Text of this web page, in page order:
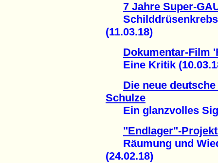
7 Jahre Super-
(11.03.18)
Dokumentar-Film
Eine Kritik
Die neue
Schulze
Ein glanzvolles
"Endlager"-
Räumung und
(24.02.18)